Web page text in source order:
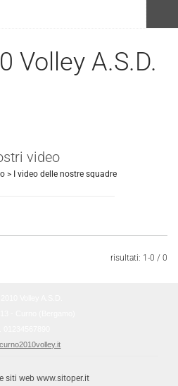
Volley A.S.D.
video
> I video delle nostre squadre
risultati: 1-0 / 0
siti web www.sitoper.it